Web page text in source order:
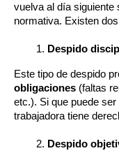
vuelva al día siguiente
normativa. Existen
Despido
Este tipo de despido
obligaciones (faltas
etc.). Si que puede
trabajadora tiene
Despido